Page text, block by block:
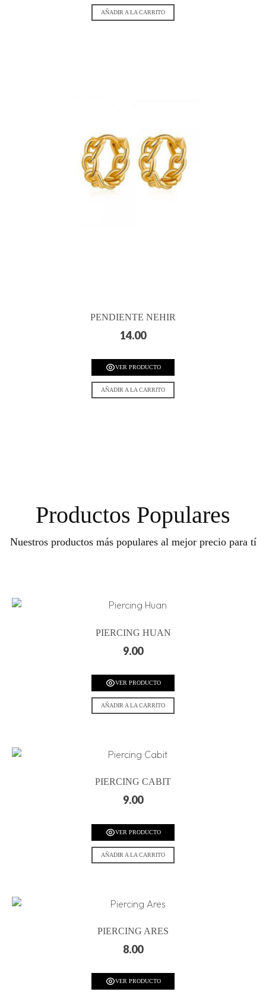
AÑADIR A LA CARRITO
PENDIENTE NEHIR
14.00
VER PRODUCTO
AÑADIR A LA CARRITO
Productos Populares
Nuestros productos más populares al mejor precio para tí
PIERCING HUAN
9.00
VER PRODUCTO
AÑADIR A LA CARRITO
PIERCING CABIT
9.00
VER PRODUCTO
AÑADIR A LA CARRITO
PIERCING ARES
8.00
VER PRODUCTO